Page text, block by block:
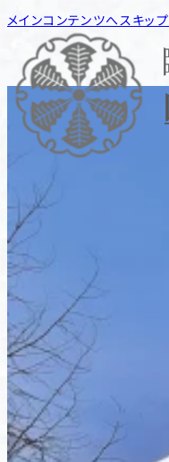
メインコンテンツへスキップ